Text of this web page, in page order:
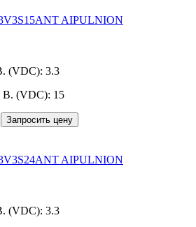
AIPULNION
(VDC): 3.3
В. (VDC): 15
Запросить цену
AIPULNION
(VDC): 3.3